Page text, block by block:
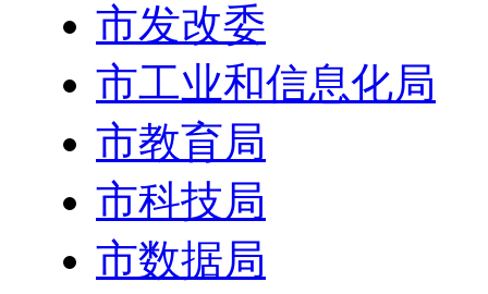
市发改委
市工业和信息化局
市教育局
市科技局
市数据局